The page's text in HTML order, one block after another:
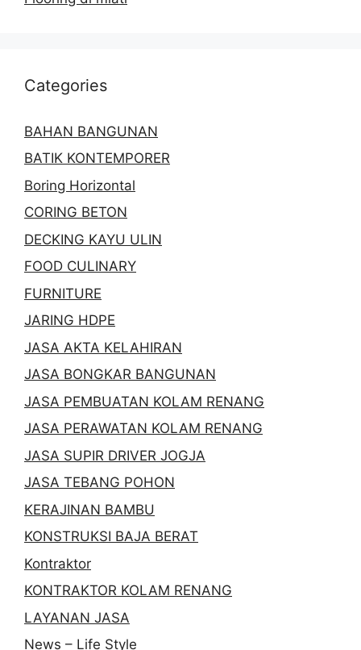
Categories
BAHAN BANGUNAN
BATIK KONTEMPORER
Boring Horizontal
CORING BETON
DECKING KAYU ULIN
FOOD CULINARY
FURNITURE
JARING HDPE
JASA AKTA KELAHIRAN
JASA BONGKAR BANGUNAN
JASA PEMBUATAN KOLAM RENANG
JASA PERAWATAN KOLAM RENANG
JASA SUPIR DRIVER JOGJA
JASA TEBANG POHON
KERAJINAN BAMBU
KONSTRUKSI BAJA BERAT
Kontraktor
KONTRAKTOR KOLAM RENANG
LAYANAN JASA
News – Life Style